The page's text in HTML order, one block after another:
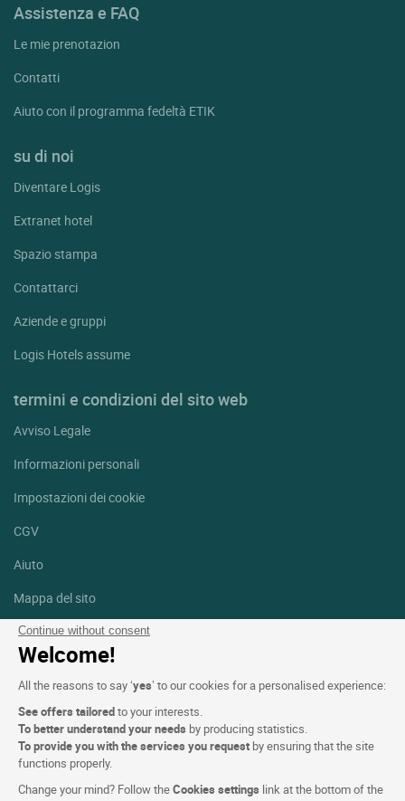
Continue without consent
Welcome!
All the reasons to say ‘yes’ to our cookies for a personalised experience:
See offers tailoredto your interests.
To better understand your needs by producing statistics.
To provide you with the services you request by ensuring that the site
functions properly.
Change your mind? Follow theCookies settings link at the bottom of the
Assistenza e FAQ
Le mie prenotazion
Contatti
Aiuto con il programma fedeltà ETIK
su di noi
Diventare Logis
Extranet hotel
Spazio stampa
Contattarci
Aziende e gruppi
Logis Hotels assume
termini e condizioni del sito web
Avviso Legale
Informazioni personali
Impostazioni dei cookie
CGV
Aiuto
Mappa del sito
Crediti fotografici
Facebook
Instagram
Linkedin